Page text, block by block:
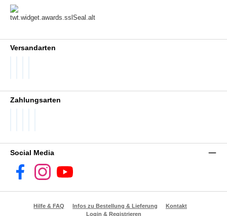
Versandarten
Zahlungsarten
Social Media
FacebookInstagramYouTube
Hilfe & FAQ Infos zu Bestellung & Lieferung
Kontakt
Login & Registrieren